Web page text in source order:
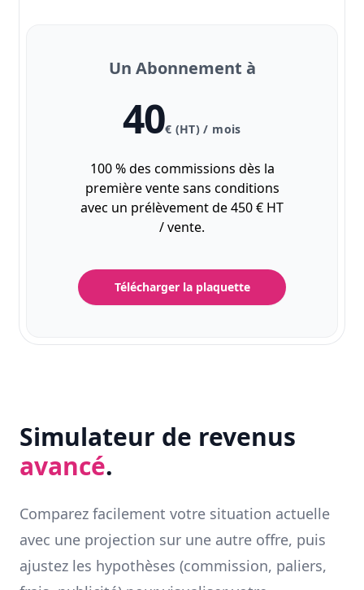
Un Abonnement à
40€ (HT) / mois
100 % des commissions dès la
première vente sans conditions
avec un prélèvement de 450 € HT
/ vente.
Télécharger la plaquette
Simulateur de revenus
avancé.
Comparez facilement votre situation actuelle
avec une projection sur une autre offre, puis
ajustez les hypothèses (commission, paliers,